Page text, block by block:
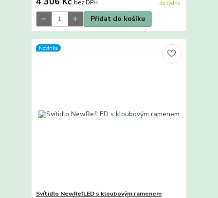
bez DPH do týdne
Přidat do košíku
Novinka
Svítidlo NewRefLED s kloubovým ramenem